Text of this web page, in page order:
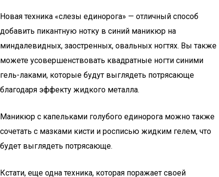
Новая техника «слезы единорога» — отличный способ
добавить пикантную нотку в синий маникюр на
миндалевидных, заостренных, овальных ногтях. Вы также
можете усовершенствовать квадратные ногти синими
гель-лаками, которые будут выглядеть потрясающе
благодаря эффекту жидкого металла.
Маникюр с капельками голубого единорога можно также
сочетать с мазками кисти и росписью жидким гелем, что
будет выглядеть потрясающе.
Кстати, еще одна техника, которая поражает своей